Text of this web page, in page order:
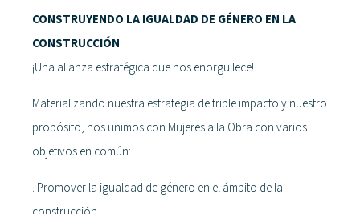
CONSTRUYENDO LA IGUALDAD DE GÉNERO EN LA
CONSTRUCCIÓN
¡Una alianza estratégica que nos enorgullece!
Materializando nuestra estrategia de triple impacto y nuestro
propósito, nos unimos con Mujeres a la Obra con varios
objetivos en común:
. Promover la igualdad de género en el ámbito de la